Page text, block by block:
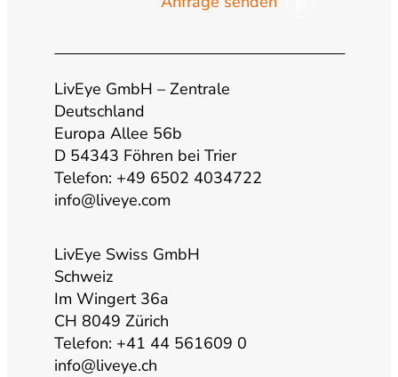
u
t
b
s
t
g
e
k
LivEye GmbH – Zentrale
Deutschland
Europa Allee 56b
D 54343 Föhren bei Trier
Telefon: +49 6502 4034722
info@liveye.com
LivEye Swiss GmbH
Schweiz
Im Wingert 36a
CH 8049 Zürich
Telefon: +41 44 561609 0
info@liveye.ch